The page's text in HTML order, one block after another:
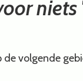
volgende